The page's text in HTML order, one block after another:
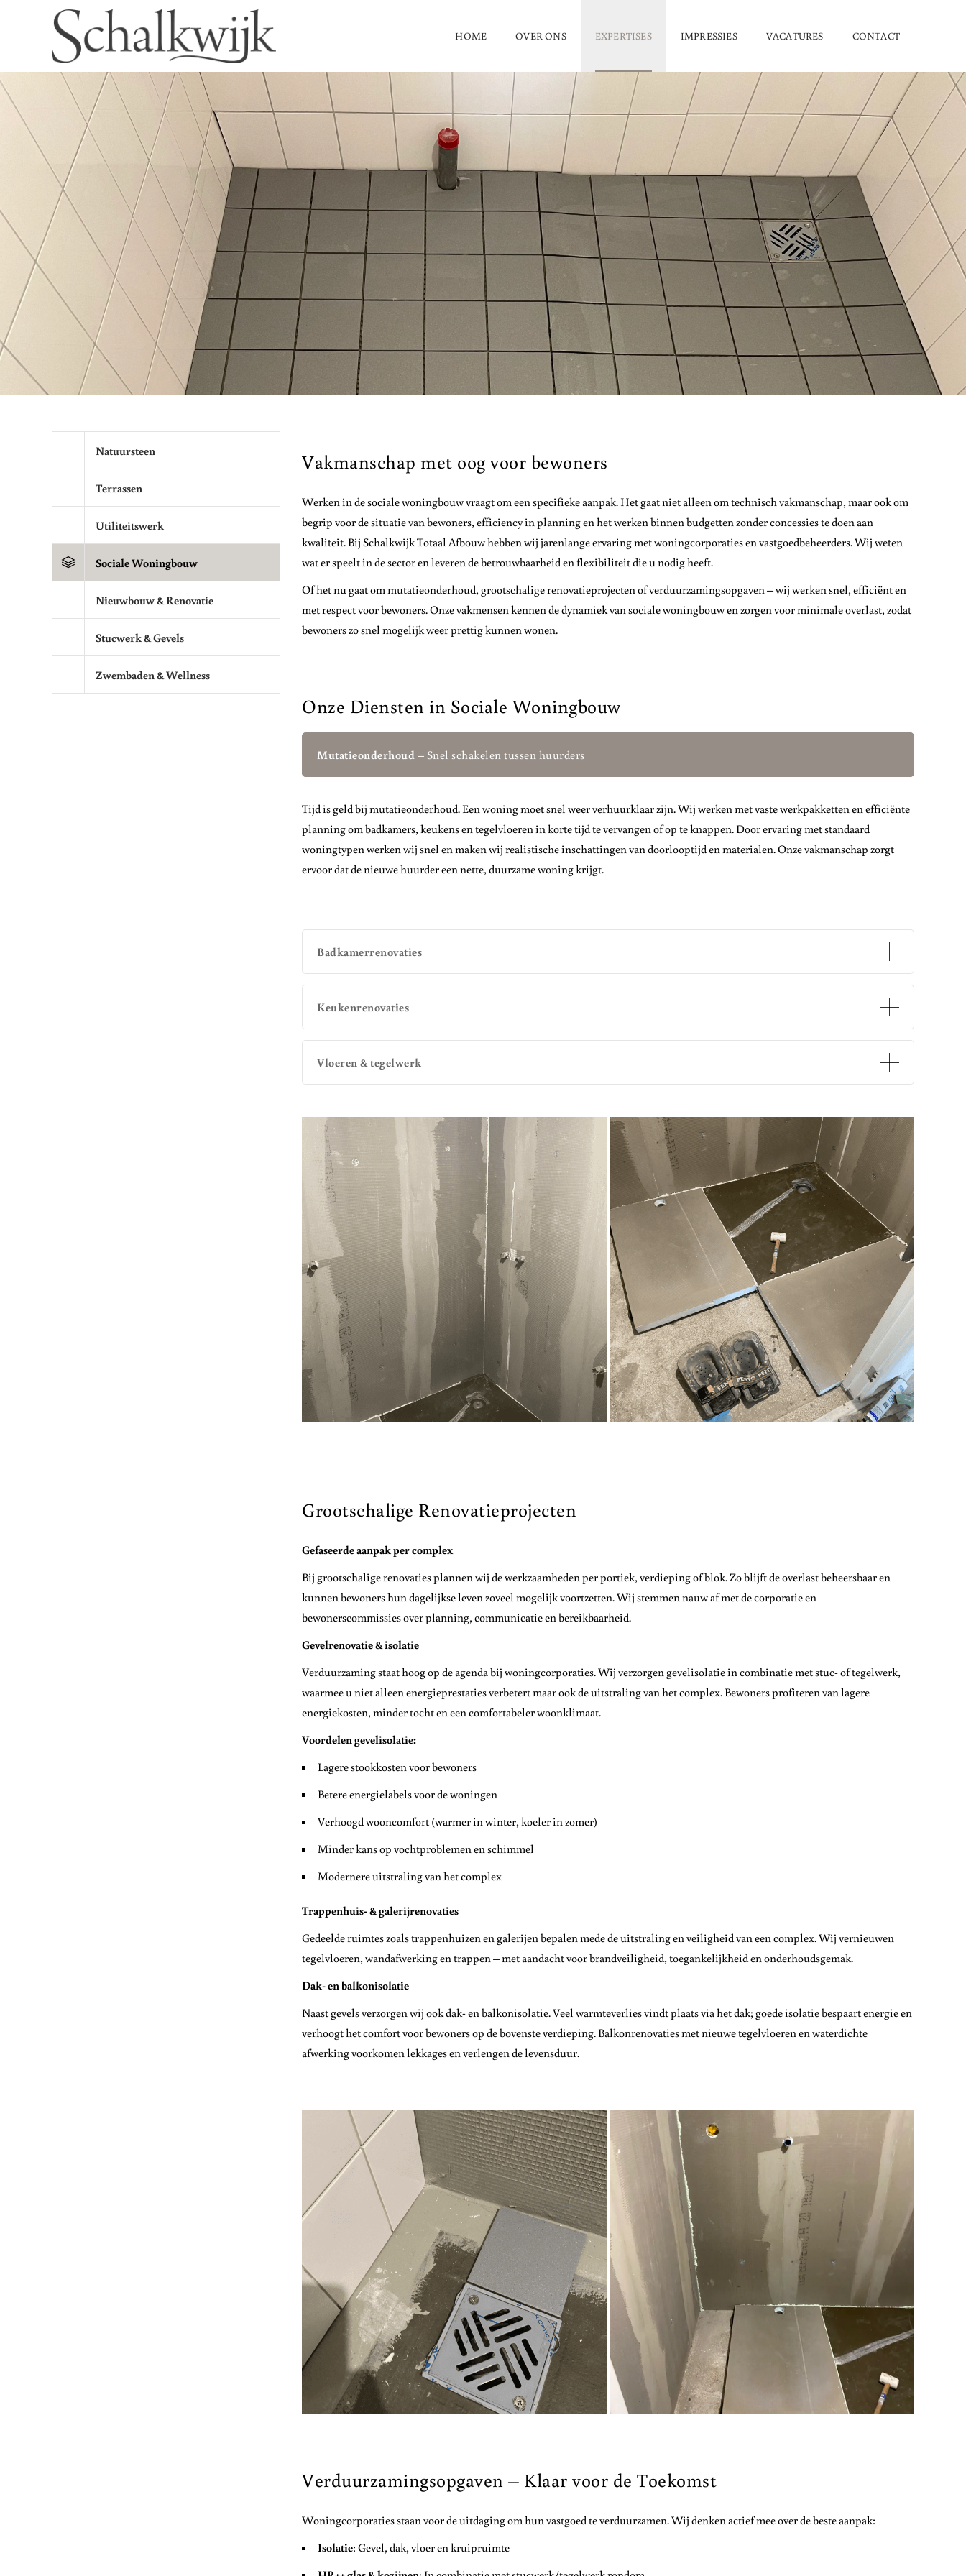
HOME OVER ONS EXPERTISES IMPRESSIES VACATURES CONTACT
Natuursteen
Terrassen
Utiliteitswerk
Sociale Woningbouw
Nieuwbouw & Renovatie
Stucwerk & Gevels
Zwembaden & Wellness
Vakmanschap met oog voor bewoners
Werken in de sociale woningbouw vraagt om een specifieke aanpak. Het gaat niet alleen om technisch vakmanschap, maar ook om
begrip voor de situatie van bewoners, efficiency in planning en het werken binnen budgetten zonder concessies te doen aan
kwaliteit. Bij Schalkwijk Totaal Afbouw hebben wij jarenlange ervaring met woningcorporaties en vastgoedbeheerders. Wij weten
wat er speelt in de sector en leveren de betrouwbaarheid en flexibiliteit die u nodig heeft.
Of het nu gaat om mutatieonderhoud, grootschalige renovatieprojecten of verduurzamingsopgaven – wij werken snel, efficiënt en
met respect voor bewoners. Onze vakmensen kennen de dynamiek van sociale woningbouw en zorgen voor minimale overlast, zodat
bewoners zo snel mogelijk weer prettig kunnen wonen.
Onze Diensten in Sociale Woningbouw
Mutatieonderhoud – Snel schakelen tussen huurders
Tijd is geld bij mutatieonderhoud. Een woning moet snel weer verhuurklaar zijn. Wij werken met vaste werkpakketten en efficiënte
planning om badkamers, keukens en tegelvloeren in korte tijd te vervangen of op te knappen. Door ervaring met standaard
woningtypen werken wij snel en maken wij realistische inschattingen van doorlooptijd en materialen. Onze vakmanschap zorgt
ervoor dat de nieuwe huurder een nette, duurzame woning krijgt.
Badkamerrenovaties
Keukenrenovaties
Vloeren & tegelwerk
Grootschalige Renovatieprojecten
Gefaseerde aanpak per complex
Bij grootschalige renovaties plannen wij de werkzaamheden per portiek, verdieping of blok. Zo blijft de overlast beheersbaar en
kunnen bewoners hun dagelijkse leven zoveel mogelijk voortzetten. Wij stemmen nauw af met de corporatie en
bewonerscommissies over planning, communicatie en bereikbaarheid.
Gevelrenovatie & isolatie
Verduurzaming staat hoog op de agenda bij woningcorporaties. Wij verzorgen gevelisolatie in combinatie met stuc- of tegelwerk,
waarmee u niet alleen energieprestaties verbetert maar ook de uitstraling van het complex. Bewoners profiteren van lagere
energiekosten, minder tocht en een comfortabeler woonklimaat.
Voordelen gevelisolatie:
Lagere stookkosten voor bewoners
Betere energielabels voor de woningen
Verhoogd wooncomfort (warmer in winter, koeler in zomer)
Minder kans op vochtproblemen en schimmel
Modernere uitstraling van het complex
Trappenhuis- & galerijrenovaties
Gedeelde ruimtes zoals trappenhuizen en galerijen bepalen mede de uitstraling en veiligheid van een complex. Wij vernieuwen
tegelvloeren, wandafwerking en trappen – met aandacht voor brandveiligheid, toegankelijkheid en onderhoudsgemak.
Dak- en balkonisolatie
Naast gevels verzorgen wij ook dak- en balkonisolatie. Veel warmteverlies vindt plaats via het dak; goede isolatie bespaart energie en
verhoogt het comfort voor bewoners op de bovenste verdieping. Balkonrenovaties met nieuwe tegelvloeren en waterdichte
afwerking voorkomen lekkages en verlengen de levensduur.
Verduurzamingsopgaven – Klaar voor de Toekomst
Woningcorporaties staan voor de uitdaging om hun vastgoed te verduurzamen. Wij denken actief mee over de beste aanpak:
Isolatie: Gevel, dak, vloer en kruipruimte